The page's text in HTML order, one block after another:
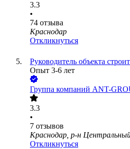
3.3
•
74 отзыва
Краснодар
Откликнуться
Руководитель объекта
Опыт 3-6 лет
Группа компаний ANT-
3.3
•
7 отзывов
Краснодар, р-н
Откликнуться